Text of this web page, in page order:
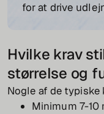
for at drive
Hvilke krav
størrelse og
Nogle af de typiske
Minimum 7-